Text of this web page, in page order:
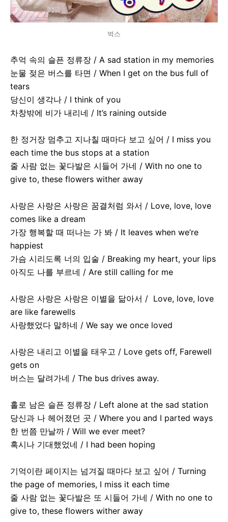
벅스
추억 속의 슬픈 정류장 / A sad station in my memories
눈물 젖은 버스를 타면 / When I get on the bus full of
tears
당신이 생각나 / I think of you
차창밖에 비가 내리네 / It’s raining outside
한 정거장 멈추고 지나칠 때마다 보고 싶어 / I miss you
each time the bus stops at a station
줄 사람 없는 꽃다발은 시들어 가네 / With no one to
give to, these flowers wither away
사랑은 사랑은 사랑은 꿈결처럼 와서 / Love, love, love
comes like a dream
가장 행복할 때 떠나는 가 봐 / It leaves when we’re
happiest
가슴 시리도록 너의 입술 / Breaking my heart, your lips
아직도 나를 부르네 / Are still calling for me
사랑은 사랑은 사랑은 이별을 닮아서 / Love, love, love
are like farewells
사랑했었다 말하네 / We say we once loved
사랑은 내리고 이별을 태우고 / Love gets off, Farewell
gets on
버스는 달려가네 / The bus drives away.
홀로 남은 슬픈 정류장 / Left alone at the sad station
당신과 나 헤어졌던 곳 / Where you and I parted ways
한 번쯤 만날까 / Will we ever meet?
혹시나 기대했었네 / I had been hoping
기억이란 페이지는 넘겨질 때마다 보고 싶어 / Turning
the page of memories, I miss it each time
줄 사람 없는 꽃다발은 또 시들어 가네 / With no one to
give to, these flowers wither away